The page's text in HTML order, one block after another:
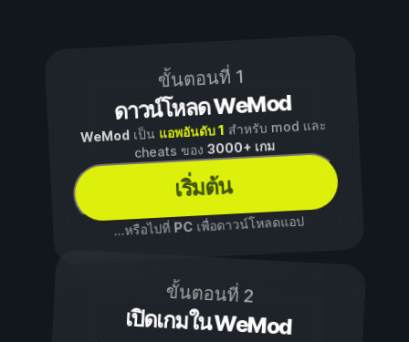
ขั้นตอนที่ 1
ดาวน์โหลด WeMod
WeModเป็น แอพอันดับ 1 สำหรับ mod และ
cheats ของ3000+ เกม
เริ่มต้น
...หรือไปที่ PCเพื่อดาวน์โหลดแอป
ขั้นตอนที่ 2
เปิดเกมใน WeMod